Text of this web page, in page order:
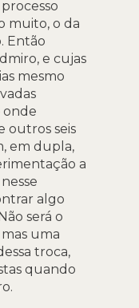
muito, o da
Então
e cujas
mesmo
onde
outros seis
em dupla,
a
algo
será o
uma
troca,
quando